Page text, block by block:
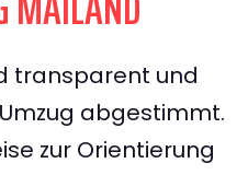
transparent und
abgestimmt.
zur Orientierung